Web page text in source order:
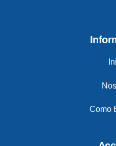
Como